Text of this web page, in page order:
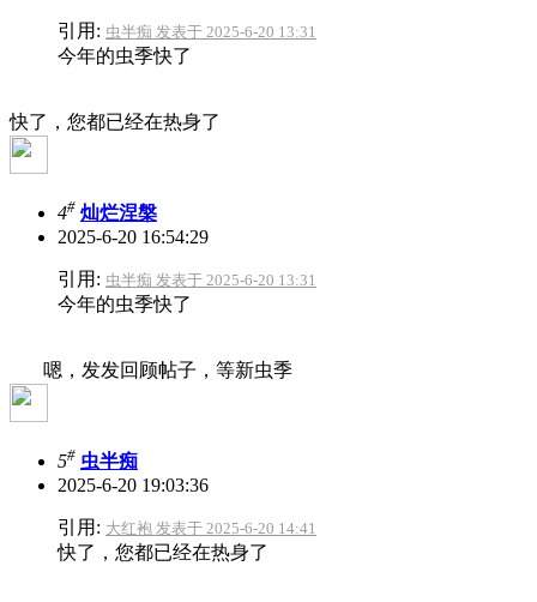
引用: 虫半痴 发表于 2025-6-20 13:31
今年的虫季快了
快了，您都已经在热身了
4# 灿烂涅槃
2025-6-20 16:54:29
引用: 虫半痴 发表于 2025-6-20 13:31
今年的虫季快了
嗯，发发回顾帖子，等新虫季
5# 虫半痴
2025-6-20 19:03:36
引用: 大红袍 发表于 2025-6-20 14:41
快了，您都已经在热身了